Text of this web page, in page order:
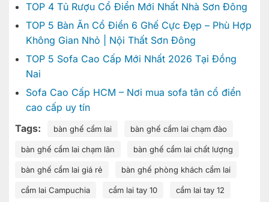
TOP 4 Tủ Rượu Cổ Điển Mới Nhất Nhà Sơn Đông
TOP 5 Bàn Ăn Cổ Điển 6 Ghế Cực Đẹp – Phù Hợp
Không Gian Nhỏ | Nội Thất Sơn Đông
TOP 5 Sofa Cao Cấp Mới Nhất 2026 Tại Đồng
Nai
Sofa Cao Cấp HCM – Nơi mua sofa tân cổ điển
cao cấp uy tín
Tags:
bàn ghế cẩm lai bàn ghế cẩm lai chạm đào
bàn ghế cẩm lai chạm lân bàn ghế cẩm lai chất lượng
bàn ghế cẩm lai giá rẻ bàn ghế phòng khách cẩm lai
cẩm lai Campuchia cẩm lai tay 10 cẩm lai tay 12